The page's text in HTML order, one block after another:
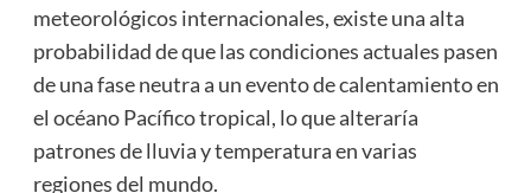
meteorológicos internacionales, existe una alta
probabilidad de que las condiciones actuales pasen
de una fase neutra a un evento de calentamiento en
el océano Pacífico tropical, lo que alteraría
patrones de lluvia y temperatura en varias
regiones del mundo.